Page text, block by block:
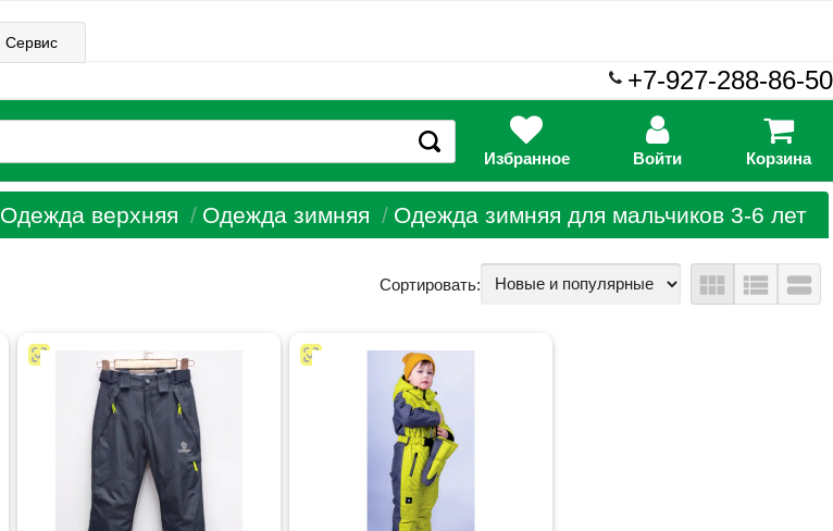
Сервис
+7-927-288-86-50
Избранное Войти Корзина
Одежда верхняя Одежда зимняя Одежда зимняя для мальчиков 3-6 лет
Сортировать: view_module view_list view_stream